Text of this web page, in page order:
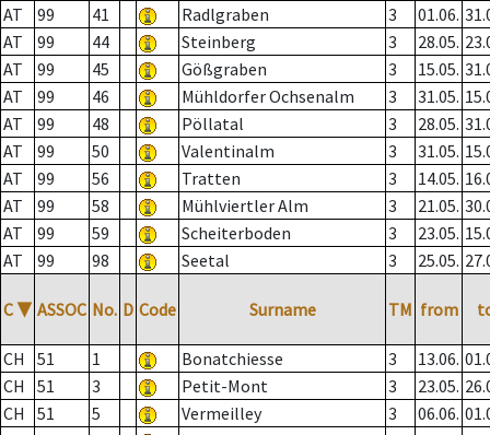
AT
99 41 Radlgraben 3 01.06.
AT
99 44 Steinberg 3 28.05.
AT
99 45 Gößgraben 3 15.05.
AT
99 46 Mühldorfer Ochsenalm 3 31.05.
AT
99 48 Pöllatal 3 28.05.
AT
99 50 Valentinalm 3 31.05.
AT
99 56 Tratten 3 14.05.
AT
99 58 Mühlviertler Alm 3 21.05.
AT
99 59 Scheiterboden 3 23.05.
AT
99 98 Seetal 3 25.05.
C ▼ ASSOC No. D Code Surname TM from
CH 51 1 Bonatchiesse 3 13.06.
CH
51 3 Petit-Mont 3 23.05.
CH
51 5 Vermeilley 3 06.06.